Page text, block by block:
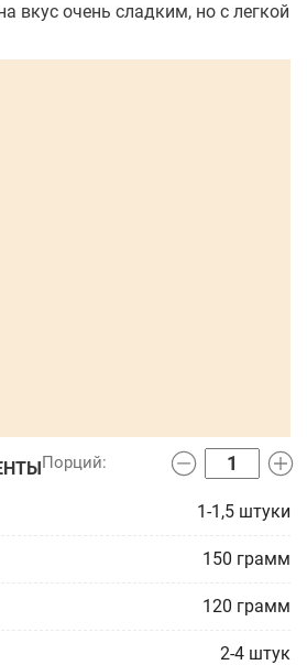
вкус очень сладким, но с легкой
1-1,5 штуки
150 грамм
120 грамм
2-4 штук